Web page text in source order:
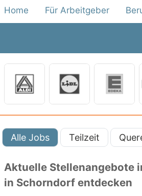
Home Für Arbeitgeber
Alle Jobs Teilzeit
Aktuelle Stellenangebote
in Schorndorf entdecken